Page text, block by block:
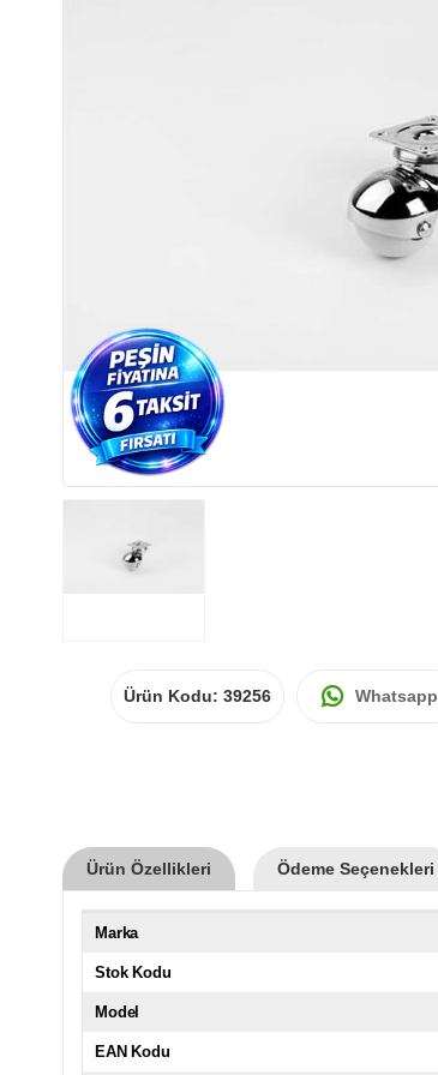
Ürün Kodu: 39256 Whatsapp
Ürün Özellikleri Ödeme Seçenekleri
Marka
Stok Kodu
Model
EAN Kodu